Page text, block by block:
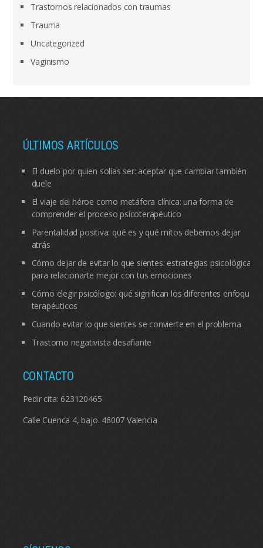
Trastornos relacionados con traumas
Trauma
Uncategorized
Vaginismo
ÚLTIMOS ARTÍCULOS
El duelo por quien solías ser: aceptar que cambiar también
duele
El viaje del héroe como metáfora clínica: una forma de
comprender el proceso psicoterapéutico
Parentalidad positiva: qué es y qué mitos debemos dejar
atrás
Cómo dejar de evitar lo que sientes: estrategias psicológicas
para relacionarte mejor con tus emociones
Cómo elegir psicólogo: qué significan los diferentes enfoques
terapéuticos
Cuando evitar lo que sientes se convierte en el problema
Trastorno negativista desafiante
CONTACTO
Pedir cita: 623120465
Calle Cuenca 4, bajo. 46007 Valencia